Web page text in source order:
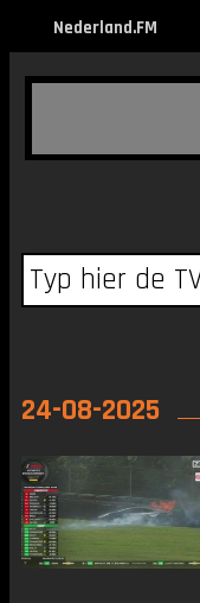
Nederland.FM
24-08-2025